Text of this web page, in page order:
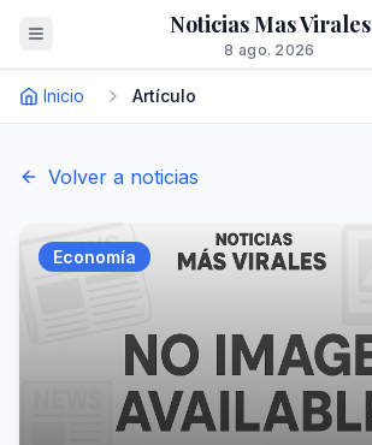
Noticias Mas Virales
8 ago. 2026
Inicio Artículo
Volver a noticias
Economía